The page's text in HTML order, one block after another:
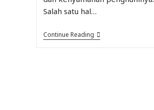
Salah satu hal…
Continue Reading